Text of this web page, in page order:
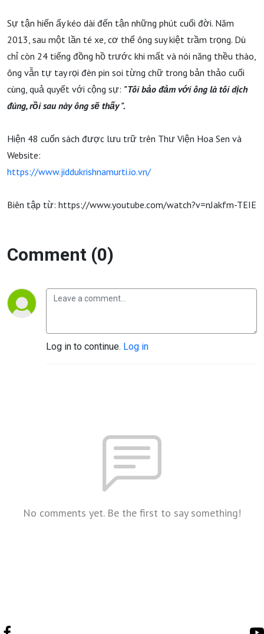
Sự tận hiến ấy kéo dài đến tận những phút cuối đời. Năm
2013, sau một lần té xe, cơ thể ông suy kiệt trầm trọng. Dù
chỉ còn 24 tiếng đồng hồ trước khi mất và nói năng thều thào,
ông vẫn tự tay rọi đèn pin soi từng chữ trong bản thảo cuối
cùng, quả quyết với cộng sự: "Tôi bảo đảm với ông là tôi dịch
đúng, rồi sau này ông sẽ thấy ".
Hiện 48 cuốn sách được lưu trữ trên Thư Viện Hoa Sen và
Website:
https://www.jiddukrishnamurti.io.vn/
Biên tập từ: https://www.youtube.com/watch?v=nJakfm-TEIE
Comment (0)
Log in to continue. Log in
No comments yet. Be the first to say something!